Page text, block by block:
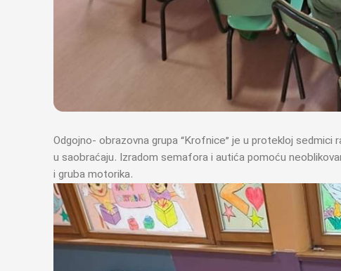
Odgojno- obrazovna grupa “Krofnice” je u protekloj
u saobraćaju. Izradom semafora i autića pomoću
i gruba motorika.